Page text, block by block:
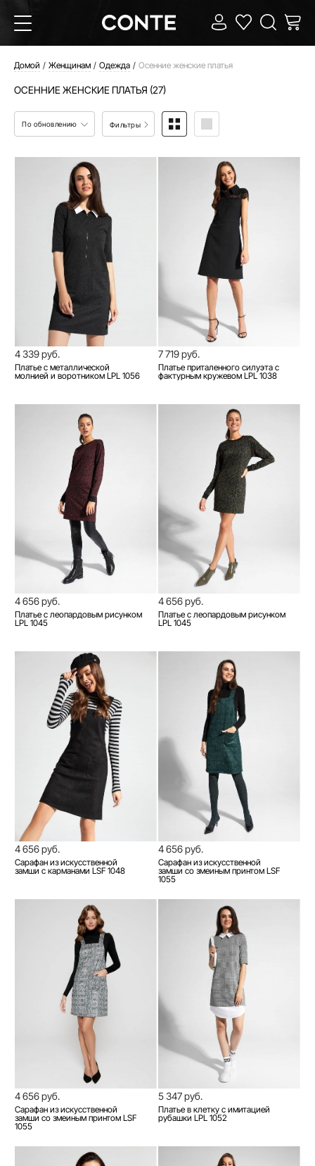
Домой Женщинам Одежда Осенние женские платья
ОСЕННИЕ ЖЕНСКИЕ ПЛАТЬЯ (27)
По обновлению Фильтры
4 339 руб.
Платье с металлической
молнией и воротником LPL 1056
7 719 руб.
Платье приталенного силуэта с
фактурным кружевом LPL 1038
4 656 руб.
Платье с леопардовым рисунком
LPL 1045
4 656 руб.
Платье с леопардовым рисунком
LPL 1045
4 656 руб.
Сарафан из искусственной
замши с карманами LSF 1048
4 656 руб.
Сарафан из искусственной
замши со змеиным принтом LSF
1055
4 656 руб.
Сарафан из искусственной
замши со змеиным принтом LSF
1055
5 347 руб.
Платье в клетку с имитацией
рубашки LPL 1052